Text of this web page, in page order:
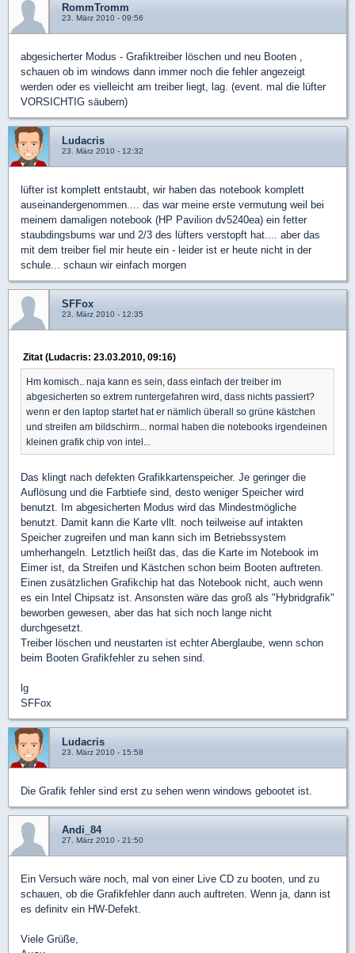
RommTromm
23. März 2010 - 09:56
abgesicherter Modus - Grafiktreiber löschen und neu Booten ,
schauen ob im windows dann immer noch die fehler angezeigt
werden oder es vielleicht am treiber liegt, lag. (event. mal die lüfter
VORSICHTIG säubern)
Ludacris
23. März 2010 - 12:32
lüfter ist komplett entstaubt, wir haben das notebook komplett
auseinandergenommen.... das war meine erste vermutung weil bei
meinem damaligen notebook (HP Pavilion dv5240ea) ein fetter
staubdingsbums war und 2/3 des lüfters verstopft hat.... aber das
mit dem treiber fiel mir heute ein - leider ist er heute nicht in der
schule... schaun wir einfach morgen
SFFox
23. März 2010 - 12:35
Zitat (Ludacris: 23.03.2010, 09:16)
Hm komisch.. naja kann es sein, dass einfach der treiber im
abgesicherten so extrem runtergefahren wird, dass nichts passiert?
wenn er den laptop startet hat er nämlich überall so grüne kästchen
und streifen am bildschirm... normal haben die notebooks irgendeinen
kleinen grafik chip von intel...
Das klingt nach defekten Grafikkartenspeicher. Je geringer die
Auflösung und die Farbtiefe sind, desto weniger Speicher wird
benutzt. Im abgesicherten Modus wird das Mindestmögliche
benutzt. Damit kann die Karte vllt. noch teilweise auf intakten
Speicher zugreifen und man kann sich im Betriebssystem
umherhangeln. Letztlich heißt das, das die Karte im Notebook im
Eimer ist, da Streifen und Kästchen schon beim Booten auftreten.
Einen zusätzlichen Grafikchip hat das Notebook nicht, auch wenn
es ein Intel Chipsatz ist. Ansonsten wäre das groß als "Hybridgrafik"
beworben gewesen, aber das hat sich noch lange nicht
durchgesetzt.
Treiber löschen und neustarten ist echter Aberglaube, wenn schon
beim Booten Grafikfehler zu sehen sind.
lg
SFFox
Ludacris
23. März 2010 - 15:58
Die Grafik fehler sind erst zu sehen wenn windows gebootet ist.
Andi_84
27. März 2010 - 21:50
Ein Versuch wäre noch, mal von einer Live CD zu booten, und zu
schauen, ob die Grafikfehler dann auch auftreten. Wenn ja, dann ist
es definitv ein HW-Defekt.
Viele Grüße,